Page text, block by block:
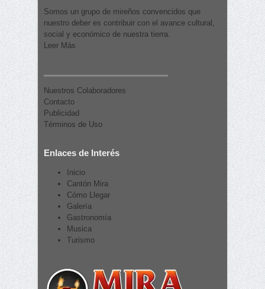
Somos un grupo de mireños convencidos que
nuestro deber es contribuir con el avance cultural,
social y económico de nuestra tierra.
Leer Más
Nuestros Colaboradores
Contacto
Publicidad
Términos de Uso
Enlaces de Interés
Inicio
Cantón Mira
Cómo Llegar
Galería
Gastronomía
Musica
Turismo